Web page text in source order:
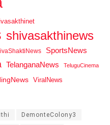
shivasakthinews
SportsNews
TelanganaNews TeluguCinema
ViralNews
DemonteColony3